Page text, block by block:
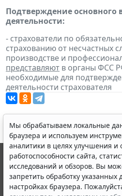
Подтверждение основного
деятельности:
- страхователи по
страхованию от несчастных
производстве и
представляют в органы ФСС
необходимые для
деятельности страхователя
Мы обрабатываем локальные
браузера и используем
аналитики в целях улучшения и
работоспособности сайта,
исследований и обзоров. Вы
запретить обработку указанных
настройках браузера.
© ООО "НПП "ГАРАНТ-СЕРВИС",
выпускается с 1990 года.
являются участниками